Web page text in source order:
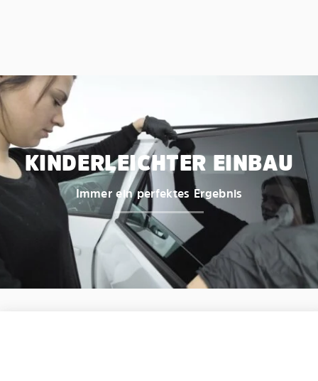
KINDERLEICHTER EINBAU
Immer ein perfektes Ergebnis